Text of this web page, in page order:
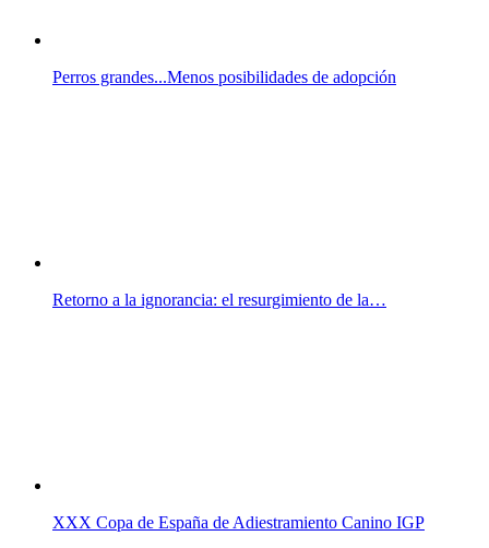
Perros grandes...Menos posibilidades de adopción
Retorno a la ignorancia: el resurgimiento de la…
XXX Copa de España de Adiestramiento Canino IGP